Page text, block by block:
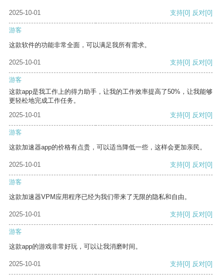
2025-10-01 支持[0] 反对[0]
游客
这款软件的功能非常全面，可以满足我所有需求。
2025-10-01 支持[0] 反对[0]
游客
这款app是我工作上的得力助手，让我的工作效率提高了50%，让我能够
更轻松地完成工作任务。
2025-10-01
支持[0] 反对[0]
游客
这款加速器app的价格有点贵，可以适当降低一些，这样会更加亲民。
2025-10-01 支持[0] 反对[0]
游客
这款加速器VPM应用程序已经为我们带来了无限的隐私和自由。
2025-10-01 支持[0] 反对[0]
游客
这款app的游戏非常好玩，可以让我消磨时间。
2025-10-01 支持[0] 反对[0]